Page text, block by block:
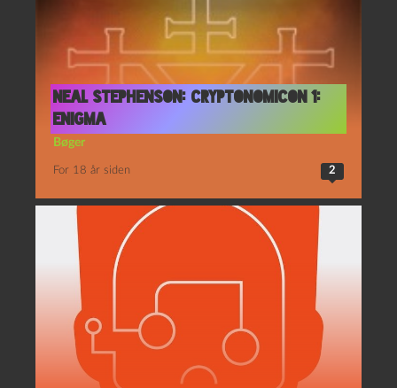
Neal Stephenson: Cryptonomicon 1:
Enigma
Bøger
For 18 år siden 2